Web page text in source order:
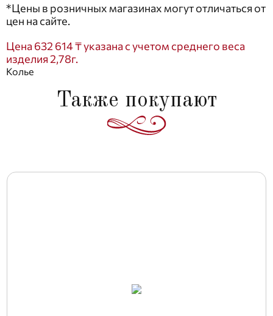
*Цены в розничных магазинах могут отличаться от
цен на сайте.
Цена 632 614 ₸ указана с учетом среднего веса
изделия 2,78г.
Колье
Также покупают